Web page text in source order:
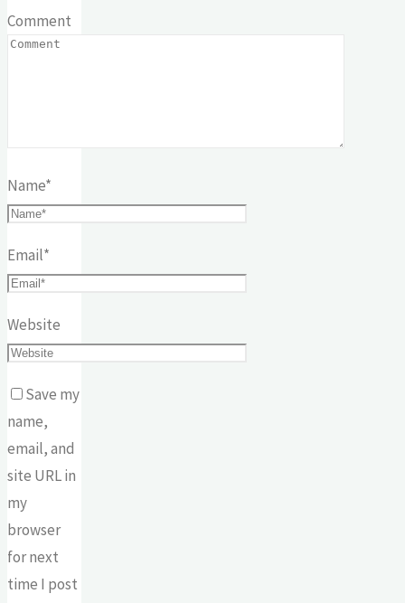
Comment
Name*
Email*
Website
Save my
name,
email, and
site URL in
my
browser
for next
time I post